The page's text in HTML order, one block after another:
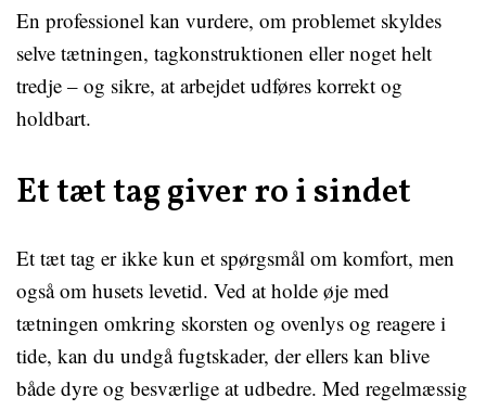
En professionel kan vurdere, om problemet skyldes
selve tætningen, tagkonstruktionen eller noget helt
tredje – og sikre, at arbejdet udføres korrekt og
holdbart.
Et tæt tag giver ro i sindet
Et tæt tag er ikke kun et spørgsmål om komfort, men
også om husets levetid. Ved at holde øje med
tætningen omkring skorsten og ovenlys og reagere i
tide, kan du undgå fugtskader, der ellers kan blive
både dyre og besværlige at udbedre. Med regelmæssig